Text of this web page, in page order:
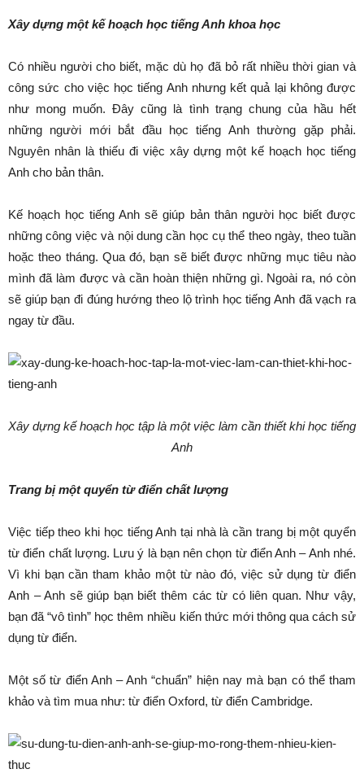
Xây dựng một kế hoạch học tiếng Anh khoa học
Có nhiều người cho biết, mặc dù họ đã bỏ rất nhiều thời gian và
công sức cho việc học tiếng Anh nhưng kết quả lại không được
như mong muốn. Đây cũng là tình trạng chung của hầu hết
những người mới bắt đầu học tiếng Anh thường gặp phải.
Nguyên nhân là thiếu đi việc xây dựng một kế hoạch học tiếng
Anh cho bản thân.
Kế hoạch học tiếng Anh sẽ giúp bản thân người học biết được
những công việc và nội dung cần học cụ thể theo ngày, theo tuần
hoặc theo tháng. Qua đó, bạn sẽ biết được những mục tiêu nào
mình đã làm được và cần hoàn thiện những gì. Ngoài ra, nó còn
sẽ giúp bạn đi đúng hướng theo lộ trình học tiếng Anh đã vạch ra
ngay từ đầu.
Xây dựng kế hoạch học tập là một việc làm cần thiết khi học tiếng
Anh
Trang bị một quyển từ điển chất lượng
Việc tiếp theo khi học tiếng Anh tại nhà là cần trang bị một quyển
từ điển chất lượng. Lưu ý là bạn nên chọn từ điển Anh – Anh nhé.
Vì khi bạn cần tham khảo một từ nào đó, việc sử dụng từ điển
Anh – Anh sẽ giúp bạn biết thêm các từ có liên quan. Như vậy,
bạn đã “vô tình” học thêm nhiều kiến thức mới thông qua cách sử
dụng từ điển.
Một số từ điển Anh – Anh “chuẩn” hiện nay mà bạn có thể tham
khảo và tìm mua như: từ điển Oxford, từ điển Cambridge.